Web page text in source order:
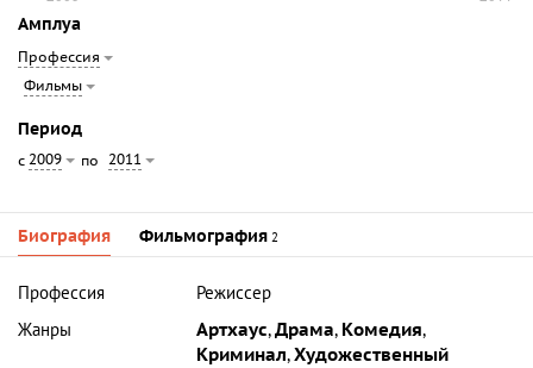
Амплуа
Профессия
Фильмы
Период
с 2009 по 2011
Биография Фильмография 2
Профессия
Режиссер
Жанры
Артхаус,Драма, Комедия,
Криминал,Художественный